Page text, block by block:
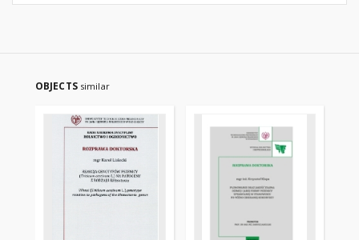
OBJECTS similar